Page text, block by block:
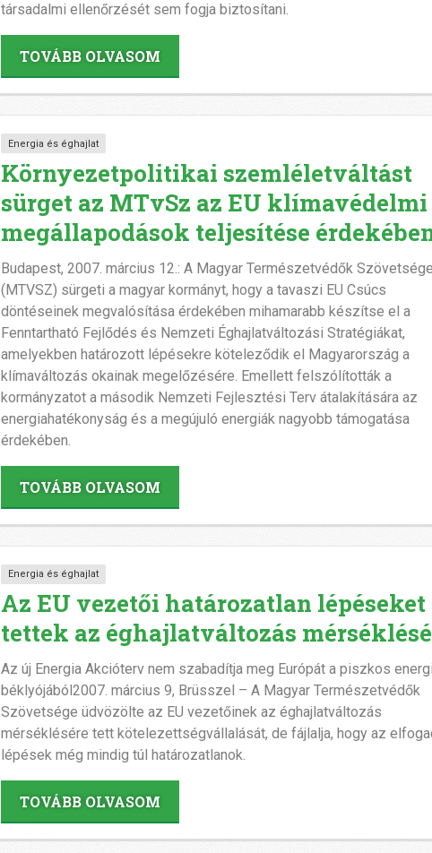
társadalmi ellenőrzését sem fogja biztosítani.
TOVÁBB OLVASOM
Energia és éghajlat
Környezetpolitikai szemléletváltást
sürget az MTvSz az EU klímavédelmi
megállapodások teljesítése
Budapest, 2007. március 12.: A Magyar Természetvédők
(MTVSZ) sürgeti a magyar kormányt, hogy a tavaszi EU Csúcs
döntéseinek megvalósítása érdekében mihamarabb készítse el a
Fenntartható Fejlődés és Nemzeti Éghajlatváltozási Stratégiákat,
amelyekben határozott lépésekre köteleződik el Magyarország a
klímaváltozás okainak megelőzésére. Emellett felszólították a
kormányzatot a második Nemzeti Fejlesztési Terv átalakítására az
energiahatékonyság és a megújuló energiák nagyobb támogatása
érdekében.
TOVÁBB OLVASOM
Energia és éghajlat
Az EU vezetői határozatlan lépéseket
tettek az éghajlatváltozás
Az új Energia Akcióterv nem szabadítja meg Európát a piszkos
béklyójából2007. március 9, Brüsszel – A Magyar Természetvédők
Szövetsége üdvözölte az EU vezetőinek az éghajlatváltozás
mérséklésére tett kötelezettségvállalását, de fájlalja, hogy az
lépések még mindig túl határozatlanok.
TOVÁBB OLVASOM